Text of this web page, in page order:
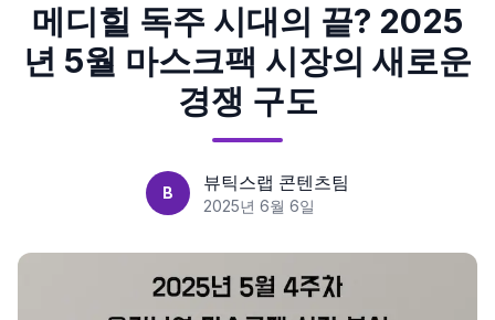
성분분석
나의 스킨케어
메디힐 독주 시대의 끝? 2025
년 5월 마스크팩 시장의 새로운
경쟁 구도
B 뷰틱스랩 콘텐츠팀
2025년 6월 6일